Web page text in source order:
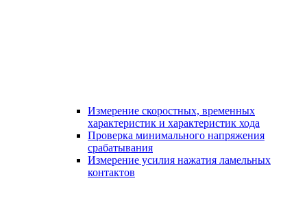
Измерение скоростных, временных
характеристик и характеристик хода
Проверка минимального напряжения
срабатывания
Измерение усилия нажатия ламельных
контактов